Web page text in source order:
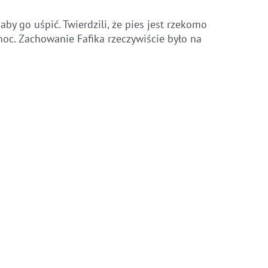
go uśpić. Twierdzili, że pies jest rzekomo
Zachowanie Fafika rzeczywiście było na